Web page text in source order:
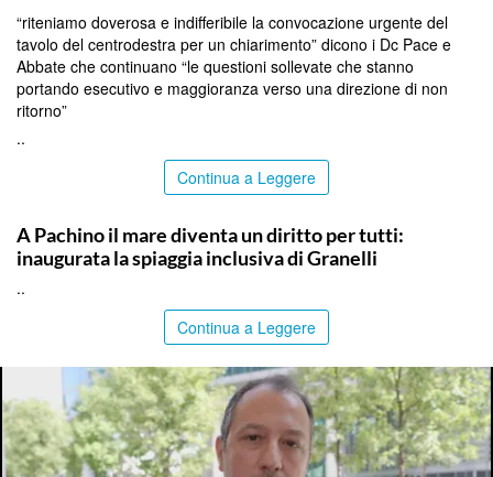
“riteniamo doverosa e indifferibile la convocazione urgente del
tavolo del centrodestra per un chiarimento” dicono i Dc Pace e
Abbate che continuano “le questioni sollevate che stanno
portando esecutivo e maggioranza verso una direzione di non
ritorno”
..
Continua a Leggere
A Pachino il mare diventa un diritto per tutti:
inaugurata la spiaggia inclusiva di Granelli
..
Continua a Leggere